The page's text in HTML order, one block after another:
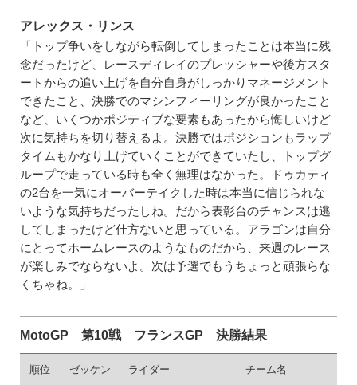
アレックス・リンス
「トップ争いをしながら転倒してしまったことは本当に残
念だったけど、レースディレイのプレッシャーや後方スタ
ートからの追い上げを自分自身がしっかりマネージメント
できたこと、決勝でのマシンフィーリングが良かったこと
など、いくつかポジティブな要素もあったから悔しいけど
次に気持ちを切り替えるよ。決勝ではポジションもラップ
タイムもかなり上げていくことができていたし、トップグ
ループで走っている時も全く無理はなかった。ドゥカティ
の2台を一気にオーバーテイクした時は本当に信じられな
いような気持ちだったしね。だから表彰台のチャンスは逃
してしまったけど仕方ないと思っている。アラゴンは自分
にとってホームレースのようなものだから、来週のレース
が楽しみでならないよ。次は予選でもうちょっと頑張らな
くちゃね。」
MotoGP 第10戦 フランスGP 決勝結果
順位 ゼッケン ライダー チーム名